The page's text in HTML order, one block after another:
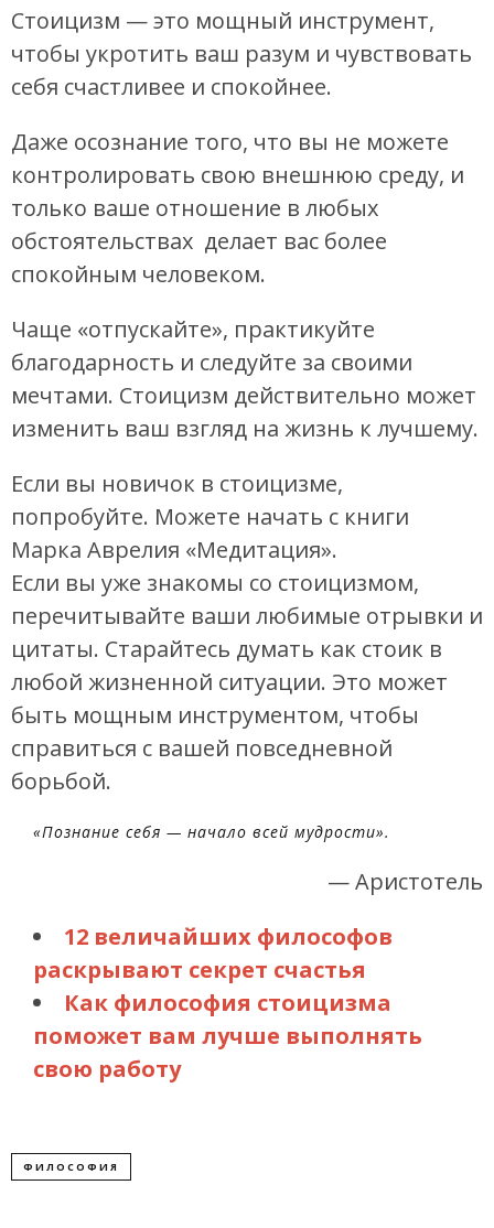
Стоицизм — это мощный инструмент,
чтобы укротить ваш разум и чувствовать
себя счастливее и спокойнее.
Даже осознание того, что вы не можете
контролировать свою внешнюю среду, и
только ваше отношение в любых
обстоятельствах делает вас более
спокойным человеком.
Чаще «отпускайте», практикуйте
благодарность и следуйте за своими
мечтами. Стоицизм действительно может
изменить ваш взгляд на жизнь к лучшему.
Если вы новичок в стоицизме,
попробуйте. Можете начать с книги
Марка Аврелия «Медитация».
Если вы уже знакомы со стоицизмом,
перечитывайте ваши любимые отрывки и
цитаты. Старайтесь думать как стоик в
любой жизненной ситуации. Это может
быть мощным инструментом, чтобы
справиться с вашей повседневной
борьбой.
«Познание себя — начало всей мудрости».
— Аристотель
12 величайших философов
раскрывают секрет счастья
Как философия стоицизма
поможет вам лучше выполнять
свою работу
ФИЛОСОФИЯ